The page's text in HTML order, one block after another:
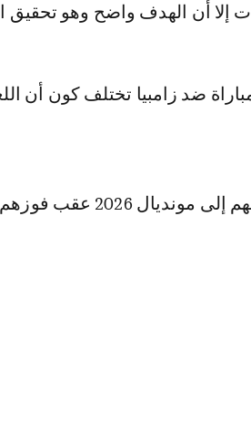
إلا أن الهدف واضح وهو تحقيق
ضد زامبيا تختلف كون أن
وضمن « الأسود » تأهلهم